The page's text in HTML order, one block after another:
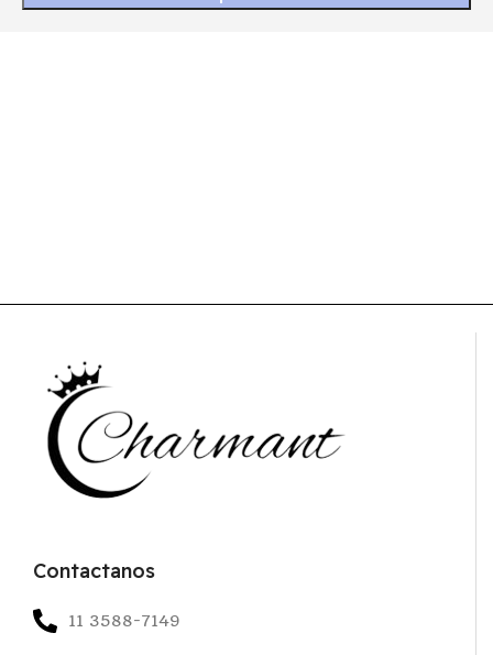
Contactanos
11 3588-7149